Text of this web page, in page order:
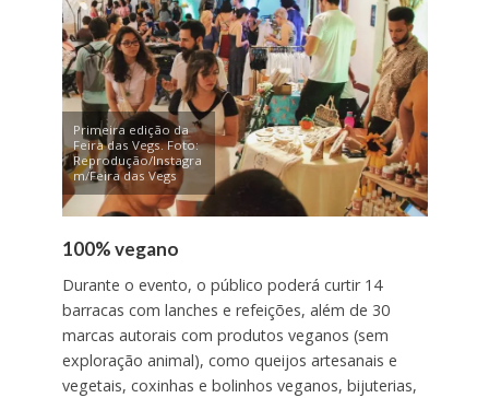
Primeira edição da
Feira das Vegs. Foto:
Reprodução/Instagra
m/Feira das Vegs
100% vegano
Durante o evento, o público poderá curtir 14
barracas com lanches e refeições, além de 30
marcas autorais com produtos veganos (sem
exploração animal), como queijos artesanais e
vegetais, coxinhas e bolinhos veganos, bijuterias,